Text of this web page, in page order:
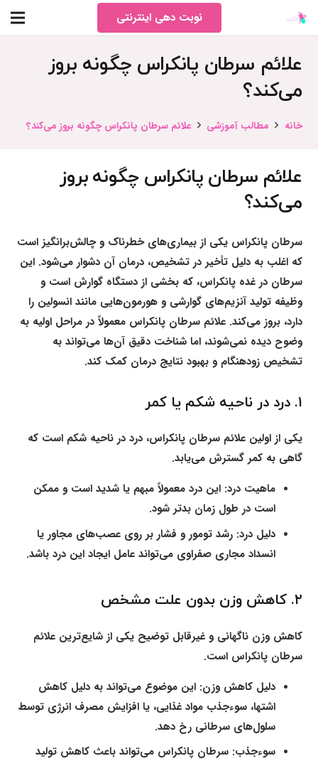
نوبت دهی اینترنتی
علائم سرطان پانکراس چگونه بروز
می‌کند؟
خانه مطالب آموزشی علائم سرطان پانکراس چگونه بروز می‌کند؟
علائم سرطان پانکراس چگونه بروز
می‌کند؟
سرطان پانکراس یکی از بیماری‌های خطرناک و چالش‌برانگیز است
که اغلب به دلیل تأخیر در تشخیص، درمان آن دشوار می‌شود. این
سرطان در غده پانکراس، که بخشی از دستگاه گوارش است و
وظیفه تولید آنزیم‌های گوارشی و هورمون‌هایی مانند انسولین را
دارد، بروز می‌کند. علائم سرطان پانکراس معمولاً در مراحل اولیه به
وضوح دیده نمی‌شوند، اما شناخت دقیق آن‌ها می‌تواند به
تشخیص زودهنگام و بهبود نتایج درمان کمک کند.
۱. درد در ناحیه شکم یا کمر
یکی از اولین علائم سرطان پانکراس، درد در ناحیه شکم است که
گاهی به کمر گسترش می‌یابد.
ماهیت درد: این درد معمولاً مبهم یا شدید است و ممکن
است در طول زمان بدتر شود.
دلیل درد: رشد تومور و فشار بر روی عصب‌های مجاور یا
انسداد مجاری صفراوی می‌تواند عامل ایجاد این درد باشد.
۲. کاهش وزن بدون علت مشخص
کاهش وزن ناگهانی و غیرقابل توضیح یکی از شایع‌ترین علائم
سرطان پانکراس است.
دلیل کاهش وزن: این موضوع می‌تواند به دلیل کاهش
اشتها، سوءجذب مواد غذایی، یا افزایش مصرف انرژی توسط
سلول‌های سرطانی رخ دهد.
سوءجذب: سرطان پانکراس می‌تواند باعث کاهش تولید